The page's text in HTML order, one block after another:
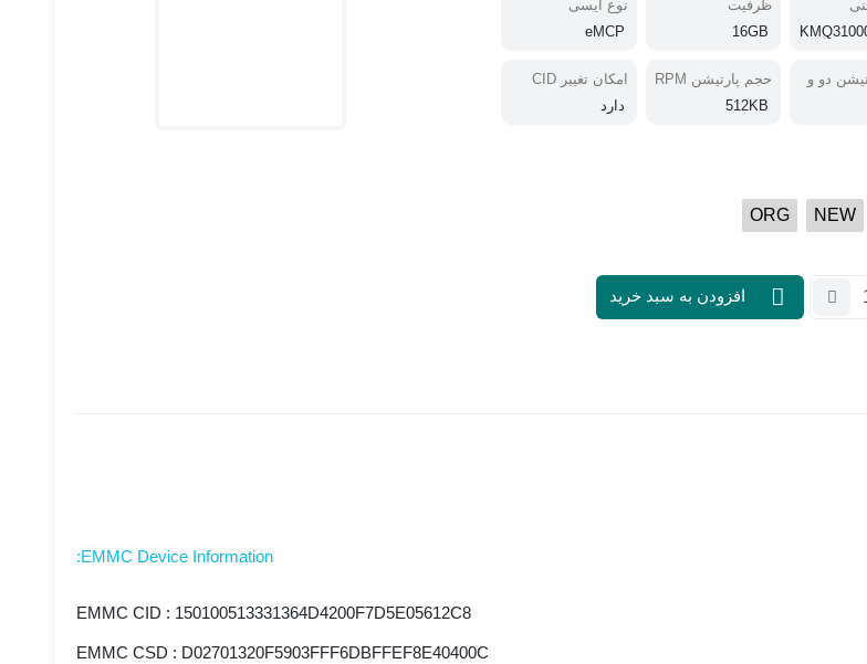
ظرفیت
16GB
نوع آیسی
eMCP
دو و
حجم پارتیشن RPM
B
512KB
امکان تغییر CID
دارد
NEW
ORG
افزودن به سبد خرید
:EMMC Device Information
EMMC CID : 150100513331364D4200F7D5E05612C8
EMMC CSD : D02701320F5903FFF6DBFFEF8E40400C